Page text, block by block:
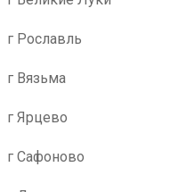
г Рославль
г Вязьма
г Ярцево
г Сафоново